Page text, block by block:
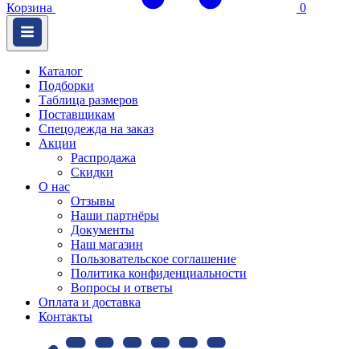
Корзина 0
Каталог
Подборки
Таблица размеров
Поставщикам
Спецодежда на заказ
Акции
Распродажа
Скидки
О нас
Отзывы
Наши партнёры
Документы
Наш магазин
Пользовательское соглашение
Политика конфиденциальности
Вопросы и ответы
Оплата и доставка
Контакты